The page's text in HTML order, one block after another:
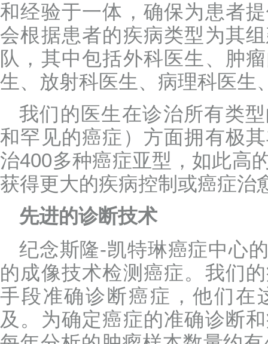
和经验于一体，确保为患者
会根据患者的疾病类型为其
队，其中包括外科医生、肿
生、放射科医生、病理科医生
我们的医生在诊治所有类
和罕见的癌症）方面拥有极
治400多种癌症亚型，如此高
获得更大的疾病控制或癌症治
先进的诊断技术
纪念斯隆-凯特琳癌症中心
的成像技术检测癌症。我们
手段准确诊断癌症，他们在
及。为确定癌症的准确诊断